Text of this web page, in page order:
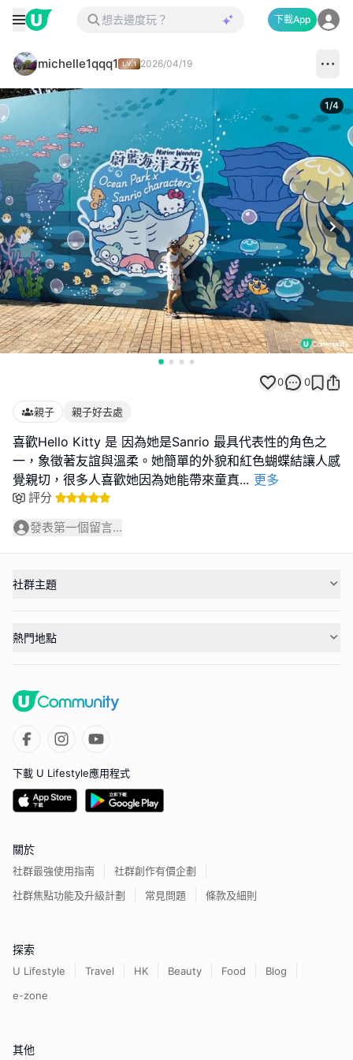
下載App
michelle1qqq1 2026/04/19
1/4
0 0
親子 親子好去處
喜歡Hello Kitty 是 因為她是Sanrio 最具代表性的角色之
一，象徵著友誼與溫柔。她簡單的外貌和紅色蝴蝶結讓人感
覺親切，很多人喜歡她因為她能帶來童真... 更多
評分
發表第一個留言...
社群主題
熱門地點
下載 U Lifestyle應用程式
關於
社群最強使用指南
社群創作有價企劃
社群焦點功能及升級計劃
常見問題 條款及細則
探索
U Lifestyle Travel HK Beauty Food
Blog
e-zone
其他